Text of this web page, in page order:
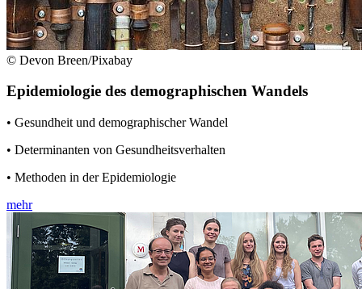
© Devon Breen/Pixabay
Epidemiologie des demographischen Wandels
• Gesundheit und demographischer Wandel
• Determinanten von Gesundheitsverhalten
• Methoden in der Epidemiologie
mehr